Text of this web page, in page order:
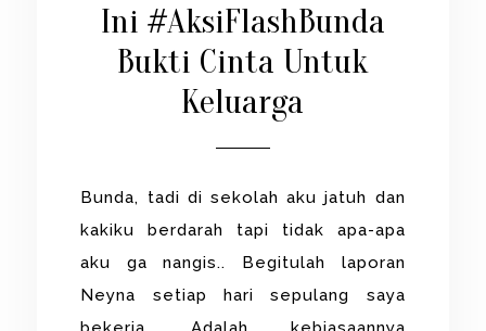
Ini #AksiFlashBunda
Bukti Cinta Untuk
Keluarga
Bunda, tadi di sekolah aku jatuh dan
kakiku berdarah tapi tidak apa-apa
aku ga nangis.. Begitulah laporan
Neyna setiap hari sepulang saya